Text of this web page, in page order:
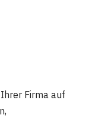
Firma auf